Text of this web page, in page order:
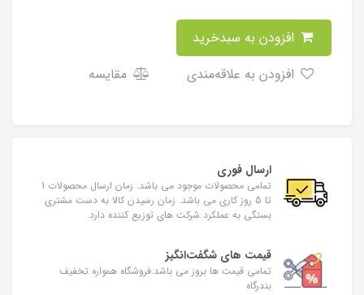
مقایسه
ارسال فوری
تمامی محصولات موجود می باشد. زمان ارسال محصولات 1
تا 5 روز کاری می باشد. زمان رسیدن کالا به دست مشتری
بستگی به عملکرد شرکت های توزیع کننده دارد.
قیمت های شگفت‌انگیز
تمامی قیمت ها بروز می باشد.فروشگاه همواره تخفیف
بندرگاه